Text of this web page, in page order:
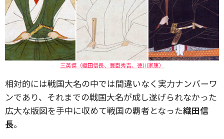
三英傑（織田信長、豊臣秀吉、徳川家康）
相対的には戦国大名の中では間違いなく実力ナンバーワ
ンであり、それまでの戦国大名が成し遂げられなかった
広大な版図を手中に収めて戦国の覇者となった織田信
長。